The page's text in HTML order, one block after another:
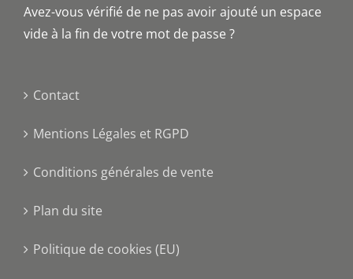
Avez-vous vérifié de ne pas avoir ajouté un espace
vide à la fin de votre mot de passe ?
Contact
Mentions Légales et RGPD
Conditions générales de vente
Plan du site
Politique de cookies (EU)